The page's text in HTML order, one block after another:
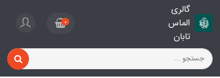
گالری
الماس
تابان
0